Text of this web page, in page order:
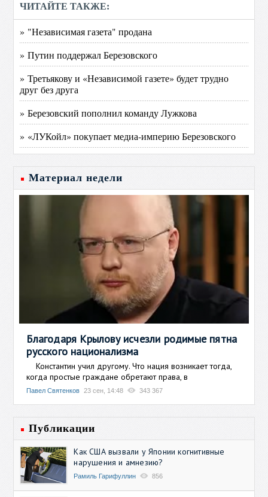
ЧИТАЙТЕ ТАКЖЕ:
» "Независимая газета" продана
» Путин поддержал Березовского
» Третьякову и «Независимой газете» будет трудно
друг без друга
» Березовский пополнил команду Лужкова
» «ЛУКойл» покупает медиа-империю Березовского
Материал недели
Благодаря Крылову исчезли родимые пятна
русского национализма
Константин учил другому. Что нация возникает тогда,
когда простые граждане обретают права, в
Павел Святенков 23 сен, 14:48 343 367
Публикации
Как США вызвали у Японии когнитивные
нарушения и амнезию?
Рамиль Гарифуллин 856